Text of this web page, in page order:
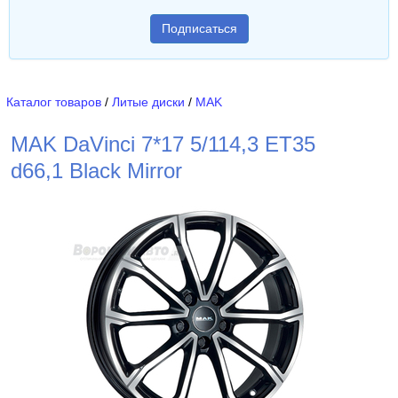
Подписаться
Каталог товаров / Литые диски / MAK
MAK DaVinci 7*17 5/114,3 ET35
d66,1 Black Mirror